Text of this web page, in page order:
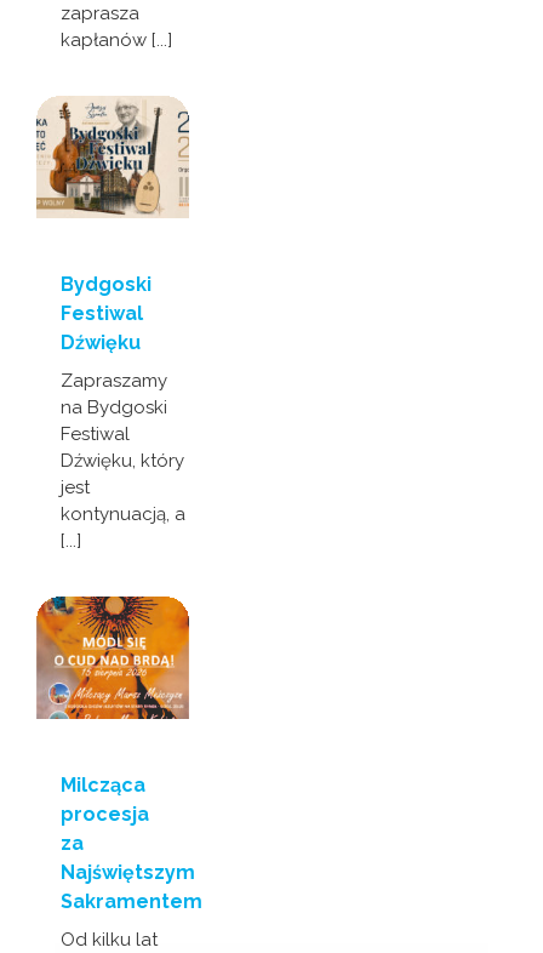
zaprasza
kapłanów [...]
Bydgoski
Festiwal
Dźwięku
Zapraszamy
na Bydgoski
Festiwal
Dźwięku, który
jest
kontynuacją, a
[...]
Milcząca
procesja
za
Najświętszym
Sakramentem
Od kilku lat